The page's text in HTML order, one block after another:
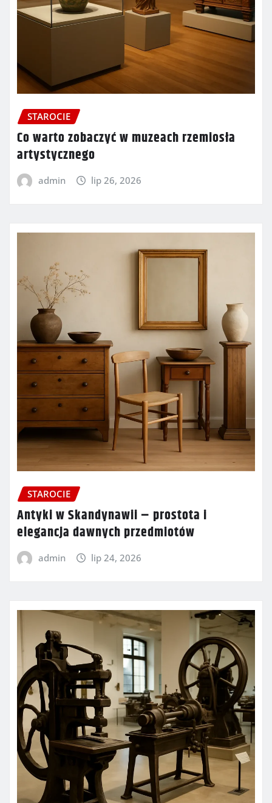
STAROCIE
Co warto zobaczyć w muzeach rzemiosła
artystycznego
admin lip 26, 2026
STAROCIE
Antyki w Skandynawii – prostota i
elegancja dawnych przedmiotów
admin lip 24, 2026